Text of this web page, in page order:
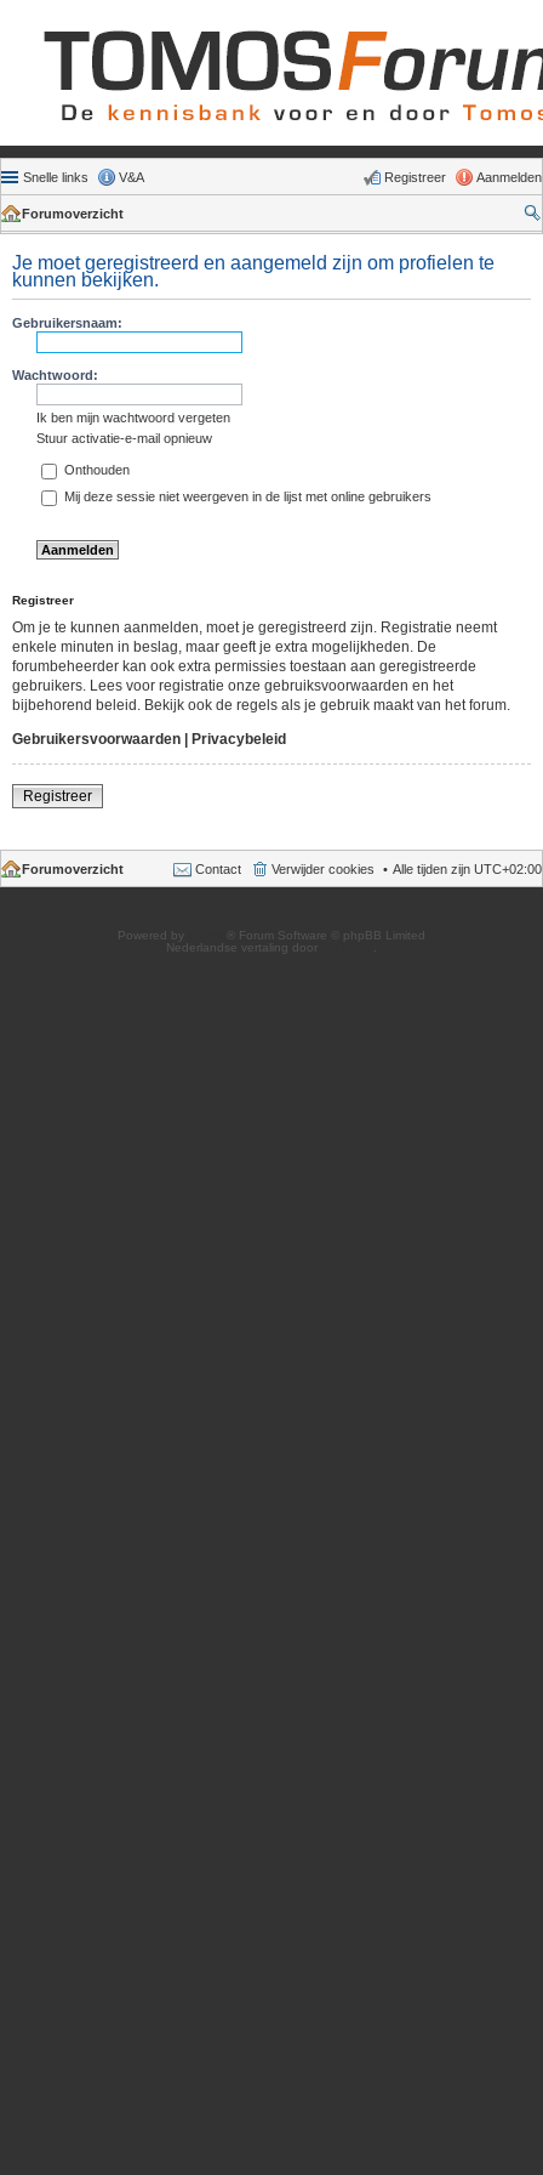
Snelle links V&A Aanmelden
Registreer
Forumoverzicht
Je moet geregistreerd en aangemeld zijn om profielen te
kunnen bekijken.
Gebruikersnaam:
Wachtwoord:
Ik ben mijn wachtwoord vergeten
Stuur activatie-e-mail opnieuw
Onthouden
Mij deze sessie niet weergeven in de lijst met online gebruikers
Registreer
Om je te kunnen aanmelden, moet je geregistreerd zijn. Registratie neemt
enkele minuten in beslag, maar geeft je extra mogelijkheden. De
forumbeheerder kan ook extra permissies toestaan aan geregistreerde
gebruikers. Lees voor registratie onze gebruiksvoorwaarden en het
bijbehorend beleid. Bekijk ook de regels als je gebruik maakt van het forum.
Gebruikersvoorwaarden
Privacybeleid
Registreer
Forumoverzicht Alle tijden zijn UTC+02:00
Verwijder cookies
Contact
Powered by
® Forum Software © phpBB Limited
Nederlandse vertaling door